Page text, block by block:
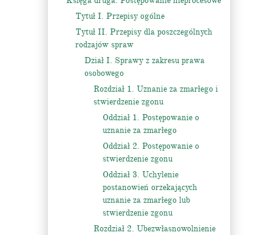
Tytuł I. Przepisy ogólne
Tytuł II. Przepisy dla poszczególnych
rodzajów spraw
Dział I. Sprawy z zakresu prawa
osobowego
Rozdział 1. Uznanie za zmarłego i
stwierdzenie zgonu
Oddział 1. Postępowanie o
uznanie za zmarłego
Oddział 2. Postępowanie o
stwierdzenie zgonu
Oddział 3. Uchylenie
postanowień orzekających
uznanie za zmarłego lub
stwierdzenie zgonu
Rozdział 2. Ubezwłasnowolnienie